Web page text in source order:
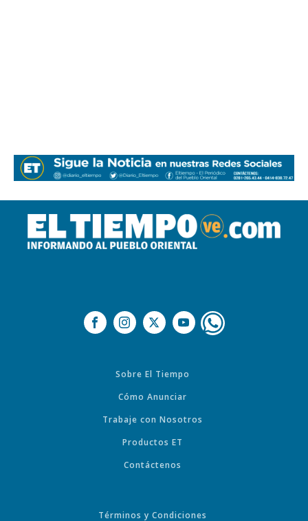
Sobre El Tiempo
Cómo Anunciar
Trabaje con Nosotros
Productos ET
Contáctenos
Términos y Condiciones